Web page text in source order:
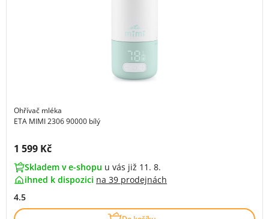
Ohřívač mléka
ETA MIMI 2306 90000 bílý
Cena s DPH:
1 599 Kč
Skladem v e-shopu u vás již 11. 8.
ihned k dispozici na 39 prodejnách
4.5